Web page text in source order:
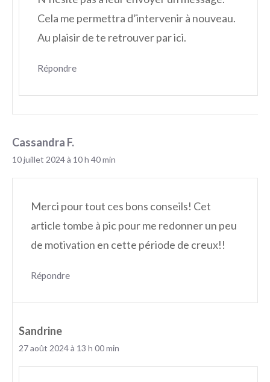
Cela me permettra d’intervenir à nouveau.
Au plaisir de te retrouver par ici.
Répondre
Cassandra F.
10 juillet 2024 à 10 h 40 min
Merci pour tout ces bons conseils! Cet
article tombe à pic pour me redonner un peu
de motivation en cette période de creux!!
Répondre
Sandrine
27 août 2024 à 13 h 00 min